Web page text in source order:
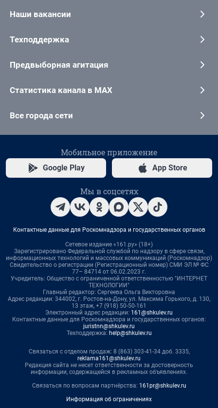
Наши вакансии
Техподдержка
Предвыборная агитация
Статистика канала в MAX
Все города сети
Мобильное приложение
Google Play App Store
Мы в соцсетях
Контактные данные для Роскомнадзора и государственных органов
Сетевое издание «161.ру» (18+)
Зарегистрировано Федеральной службой по надзору в сфере связи,
информационных технологий и массовых коммуникаций (Роскомнадзор)
Свидетельство о регистрации (Регистрационный номер) СМИ ЭЛ № ФС
77– 84714 от 06.02.2023 г.
Учредитель: Общество с ограниченной ответственностью "ИНТЕРНЕТ
ТЕХНОЛОГИИ"
Главный редактор: Сергеева Ольга Викторовна
Адрес редакции: 344002, г. Ростов-на-Дону, ул. Максима Горького, д. 130,
13 этаж, +7 (918) 50-50-161
Электронный адрес редакции: 161@shkulev.ru
Контактные данные для Роскомнадзора и государственных органов:
juristnn@shkulev.ru
Техподдержка: help@shkulev.ru
Связаться с отделом продаж: 8 (863) 303-41-34 доб. 3335,
reklama161@shkulev.ru
Редакция сайта не несет ответственности за достоверность
информации, содержащейся в рекламных объявлениях.
Связаться по вопросам партнёрства: 161pr@shkulev.ru
Информация об ограничениях